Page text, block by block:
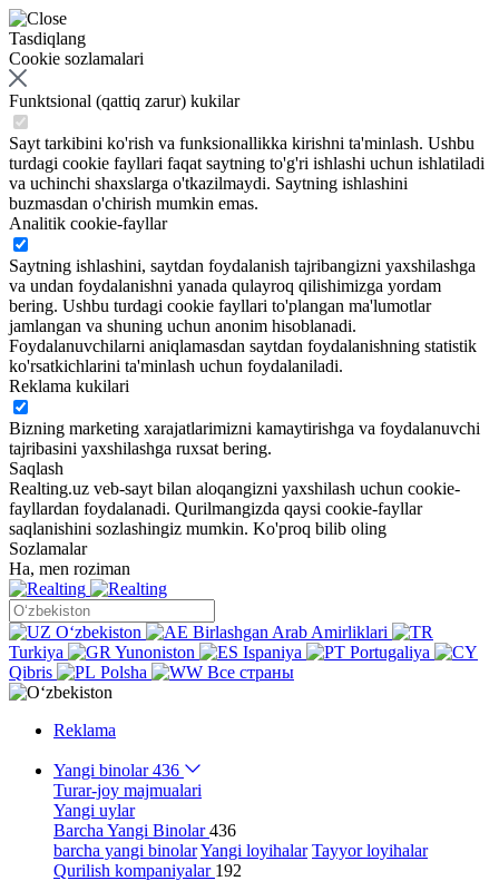
Tasdiqlang
Cookie sozlamalari
Funktsional (qattiq zarur) kukilar
Sayt tarkibini ko'rish va funksionallikka kirishni ta'minlash. Ushbu
turdagi cookie fayllari faqat saytning to'g'ri ishlashi uchun ishlatiladi
va uchinchi shaxslarga o'tkazilmaydi. Saytning ishlashini
buzmasdan o'chirish mumkin emas.
Analitik cookie-fayllar
Saytning ishlashini, saytdan foydalanish tajribangizni yaxshilashga
va undan foydalanishni yanada qulayroq qilishimizga yordam
bering. Ushbu turdagi cookie fayllari to'plangan ma'lumotlar
jamlangan va shuning uchun anonim hisoblanadi.
Foydalanuvchilarni aniqlamasdan saytdan foydalanishning statistik
ko'rsatkichlarini ta'minlash uchun foydalaniladi.
Reklama kukilari
Bizning marketing xarajatlarimizni kamaytirishga va foydalanuvchi
tajribasini yaxshilashga ruxsat bering.
Saqlash
Realting.uz veb-sayt bilan aloqangizni yaxshilash uchun cookie-
fayllardan foydalanadi. Qurilmangizda qaysi cookie-fayllar
saqlanishini sozlashingiz mumkin. Ko'proq bilib oling
Sozlamalar
Ha, men roziman
Oʻzbekiston
Birlashgan Arab Amirliklari
Turkiya
Yunoniston Ispaniya
Portugaliya
Qibris
Polsha Все страны
Reklama
Yangi binolar436
Turar-joy majmualari
Yangi uylar
Barcha Yangi Binolar436
barcha yangi binolarYangi loyihalar Tayyor loyihalar
Qurilish kompaniyalar 192